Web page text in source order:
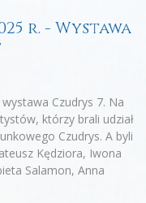
r. - Wystawa
Czudrys 7. Na
którzy brali udział
Czudrys. A byli
Kędziora, Iwona
Salamon, Anna